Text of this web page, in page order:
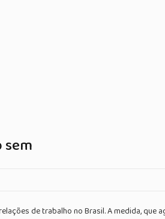
sem
de trabalho no Brasil. A medida, que